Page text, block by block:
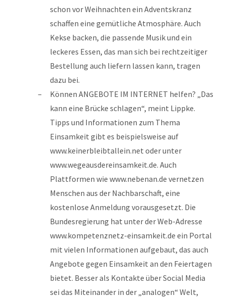
schon vor Weihnachten ein Adventskranz
schaffen eine gemütliche Atmosphäre. Auch
Kekse backen, die passende Musik und ein
leckeres Essen, das man sich bei rechtzeitiger
Bestellung auch liefern lassen kann, tragen
dazu bei.
Können ANGEBOTE IM INTERNET helfen? „Das
kann eine Brücke schlagen“, meint Lippke.
Tipps und Informationen zum Thema
Einsamkeit gibt es beispielsweise auf
www.keinerbleibtallein.net oder unter
www.wegeausdereinsamkeit.de. Auch
Plattformen wie www.nebenan.de vernetzen
Menschen aus der Nachbarschaft, eine
kostenlose Anmeldung vorausgesetzt. Die
Bundesregierung hat unter der Web-Adresse
www.kompetenznetz-einsamkeit.de ein Portal
mit vielen Informationen aufgebaut, das auch
Angebote gegen Einsamkeit an den Feiertagen
bietet. Besser als Kontakte über Social Media
sei das Miteinander in der „analogen“ Welt,